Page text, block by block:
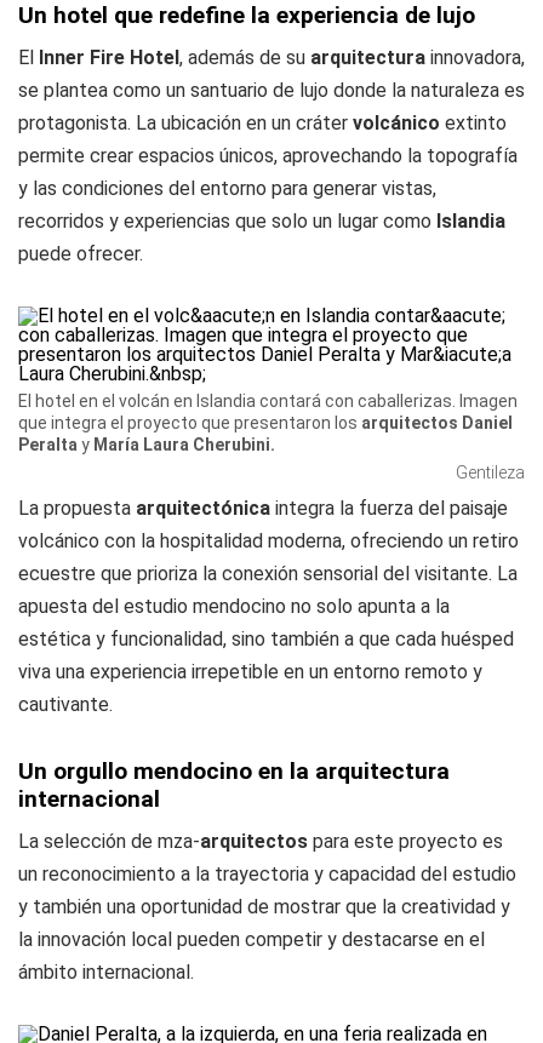
Un hotel que redefine la experiencia de lujo
El Inner Fire Hotel, además de su arquitectura innovadora,
se plantea como un santuario de lujo donde la naturaleza es
protagonista. La ubicación en un cráter volcánico extinto
permite crear espacios únicos, aprovechando la topografía
y las condiciones del entorno para generar vistas,
recorridos y experiencias que solo un lugar como Islandia
puede ofrecer.
El hotel en el volcán en Islandia contará con caballerizas. Imagen
que integra el proyecto que presentaron los arquitectos Daniel
Peralta y María Laura Cherubini.
Gentileza
La propuesta arquitectónica integra la fuerza del paisaje
volcánico con la hospitalidad moderna, ofreciendo un retiro
ecuestre que prioriza la conexión sensorial del visitante. La
apuesta del estudio mendocino no solo apunta a la
estética y funcionalidad, sino también a que cada huésped
viva una experiencia irrepetible en un entorno remoto y
cautivante.
Un orgullo mendocino en la arquitectura
internacional
La selección de mza-arquitectos para este proyecto es
un reconocimiento a la trayectoria y capacidad del estudio
y también una oportunidad de mostrar que la creatividad y
la innovación local pueden competir y destacarse en el
ámbito internacional.